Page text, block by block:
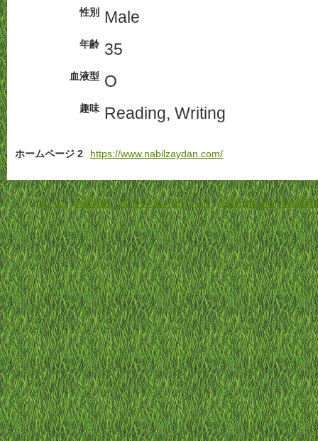
性別 Male
年齢 35
血液型 O
趣味 Reading, Writing
ホームページ 2 https://www.nabilzaydan.com/
ホーム-利用規約-プライバシーポリシー-お問い合わせ-特定商